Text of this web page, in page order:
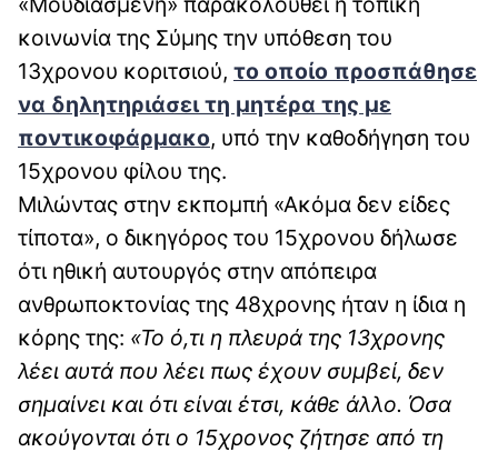
κοινωνία της Σύμης την υπόθεση του
13χρονου κοριτσιού, το οποίο προσπάθησε
να δηλητηριάσει τη μητέρα της με
ποντικοφάρμακο, υπό την καθοδήγηση του
15χρονου φίλου της.
Μιλώντας στην εκπομπή «Ακόμα δεν είδες
τίποτα», ο δικηγόρος του 15χρονου δήλωσε
ότι ηθική αυτουργός στην απόπειρα
ανθρωποκτονίας της 48χρονης ήταν η ίδια η
κόρης της: «Το ό,τι η πλευρά της 13χρονης
λέει αυτά που λέει πως έχουν συμβεί, δεν
σημαίνει και ότι είναι έτσι, κάθε άλλο. Όσα
ακούγονται ότι ο 15χρονος ζήτησε από τη